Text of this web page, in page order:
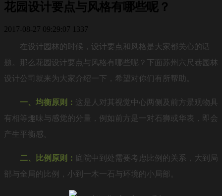
花园设计要点与风格有哪些呢？
2017-08-27 09:29:07 1337
在设计园林的时候，设计要点和风格是大家都关心的话
题。那么花园设计要点与风格有哪些呢？下面苏州六尺巷园林
设计公司就来为大家介绍一下，希望对你们有所帮助。
一、均衡原则： 这是人对其视觉中心两侧及前方景观物具
有相等趣味与感觉的分量，例如前方是一对石狮或华表，即会
产生平衡感。
二、比例原则： 庭院中到处需要考虑比例的关系，大到局
部与全局的比例，小到一木一石与环境的小局部。